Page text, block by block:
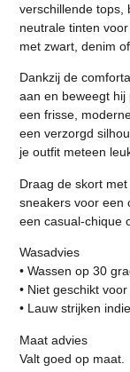
verschillende tops,
neutrale tinten
met zwart, denim
Dankzij de
aan en beweegt
een frisse,
een verzorgd
je outfit meteen
Draag de skort
sneakers voor een
een casual-chique
Wasadvies
• Wassen op 30
• Niet geschikt
• Lauw strijken
Maat advies
Valt goed op maat.